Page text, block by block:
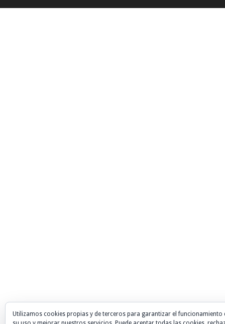
Utilizamos cookies propias y de terceros para garantizar el funcionamiento